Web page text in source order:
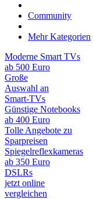
Community
Mehr Kategorien
Moderne Smart TVs
ab 500 Euro
Große
Auswahl an
Smart-TVs
Günstige Notebooks
ab 400 Euro
Tolle Angebote zu
Sparpreisen
Spiegelreflexkameras
ab 350 Euro
DSLRs
jetzt online
vergleichen